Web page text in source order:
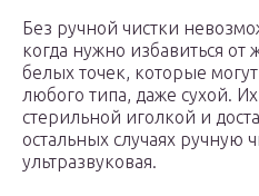
Без ручной чистки
когда нужно избавиться
белых точек, которые
любого типа, даже сухой.
стерильной иголкой и
остальных случаях ручную
ультразвуковая.